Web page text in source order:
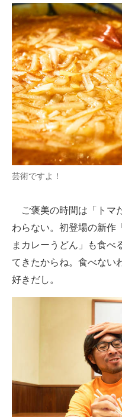
芸術ですよ！
ご褒美の時間は「トマ
わらない。初登場の新作
まカレーうどん」も食べ
てきたからね。食べない
好きだし。